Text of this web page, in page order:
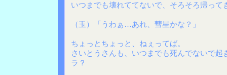
いつまでも壊れててないで、そろそろ帰って
（玉）「うわぁ…あれ、彗星かな？」
ちょっとちょっと、ねぇってば。
さいとうさんも、いつまでも死んでないで起
ラ？